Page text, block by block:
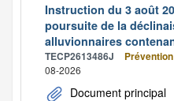
Instruction du 3 août
poursuite de la
alluvionnaires
TECP2613486J
08-2026
Document principal